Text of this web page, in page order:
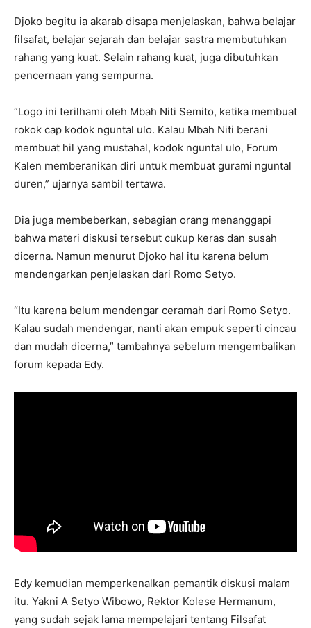
Djoko begitu ia akarab disapa menjelaskan, bahwa belajar
filsafat, belajar sejarah dan belajar sastra membutuhkan
rahang yang kuat. Selain rahang kuat, juga dibutuhkan
pencernaan yang sempurna.
“Logo ini terilhami oleh Mbah Niti Semito, ketika membuat
rokok cap kodok nguntal ulo. Kalau Mbah Niti berani
membuat hil yang mustahal, kodok nguntal ulo, Forum
Kalen memberanikan diri untuk membuat gurami nguntal
duren,” ujarnya sambil tertawa.
Dia juga membeberkan, sebagian orang menanggapi
bahwa materi diskusi tersebut cukup keras dan susah
dicerna. Namun menurut Djoko hal itu karena belum
mendengarkan penjelaskan dari Romo Setyo.
“Itu karena belum mendengar ceramah dari Romo Setyo.
Kalau sudah mendengar, nanti akan empuk seperti cincau
dan mudah dicerna,” tambahnya sebelum mengembalikan
forum kepada Edy.
Edy kemudian memperkenalkan pemantik diskusi malam
itu. Yakni A Setyo Wibowo, Rektor Kolese Hermanum,
yang sudah sejak lama mempelajari tentang Filsafat